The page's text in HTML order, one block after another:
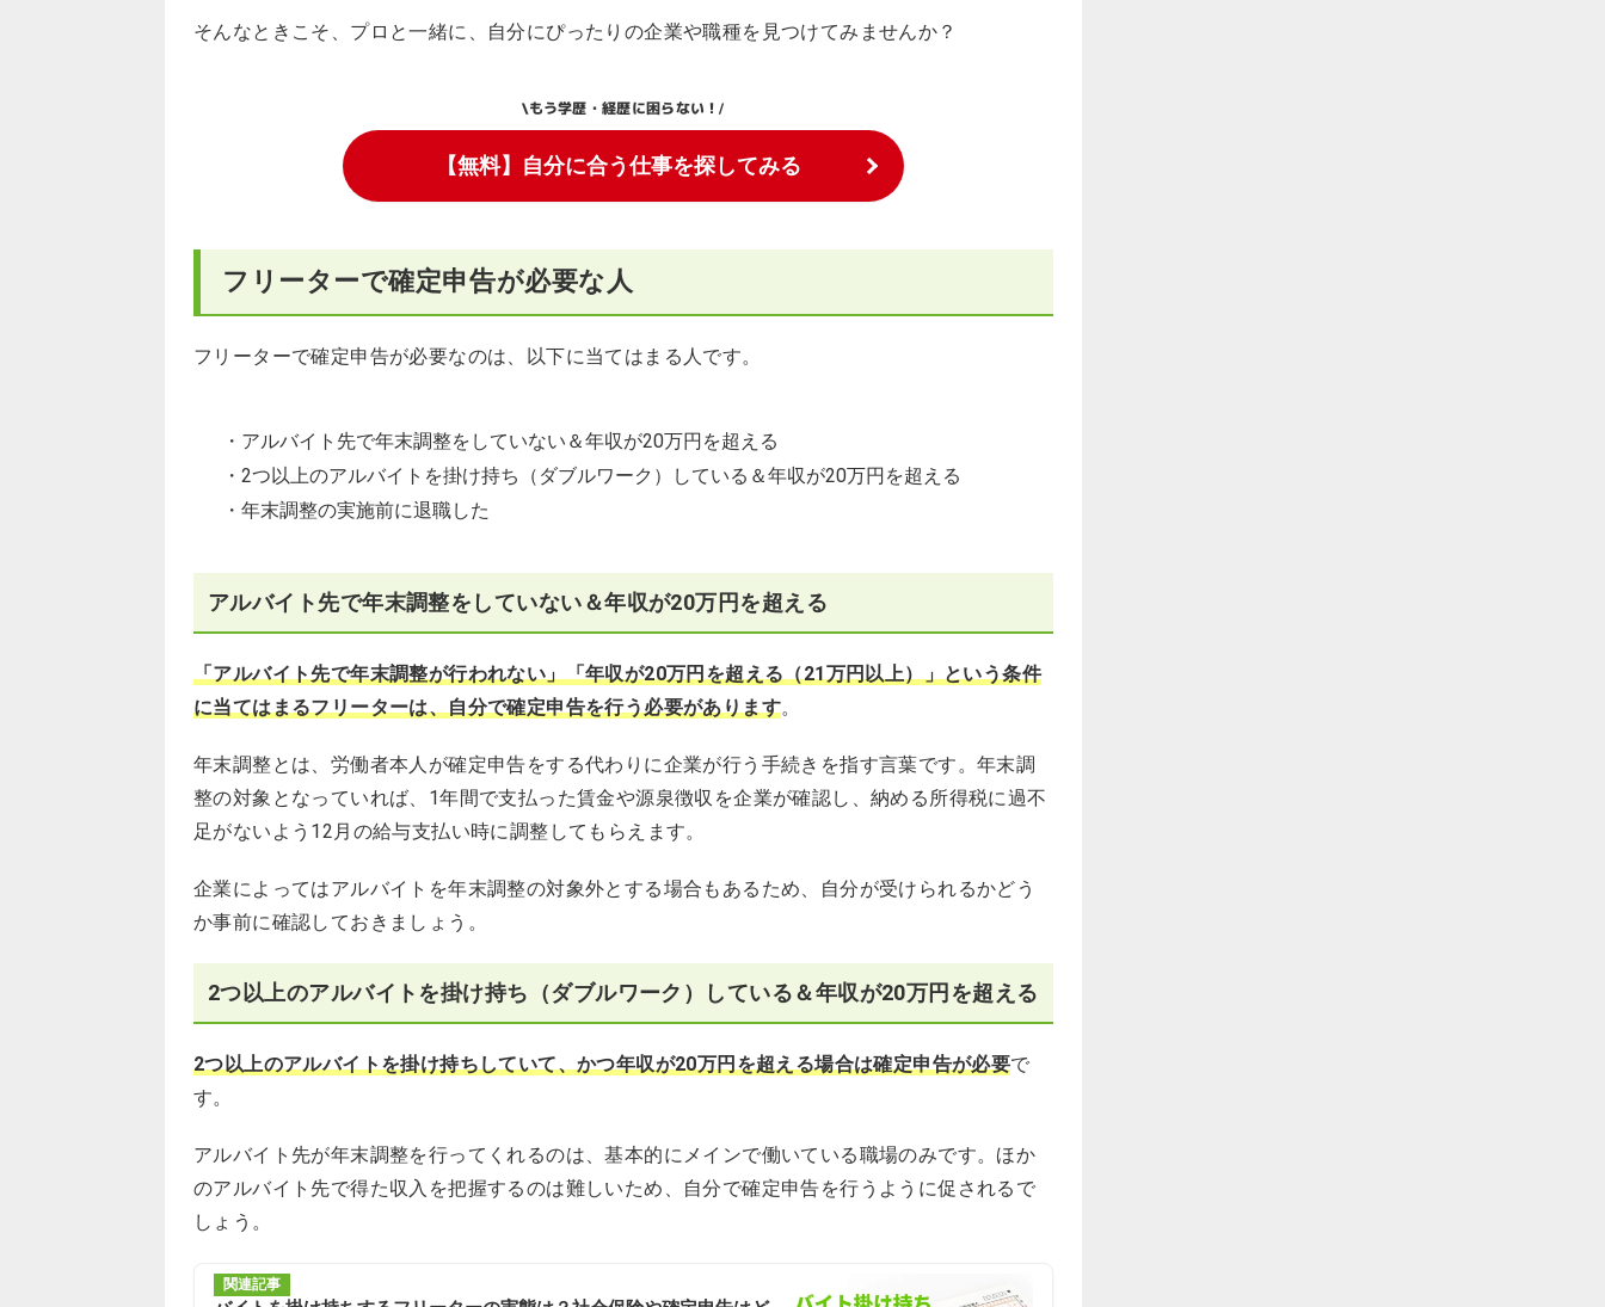
そんなときこそ、プロと一緒に、自分にぴったりの企業や職種を見つけてみませんか？
\もう学歴・経歴に困らない！/
【無料】自分に合う仕事を探してみる
フリーターで確定申告が必要な人
フリーターで確定申告が必要なのは、以下に当てはまる人です。
・アルバイト先で年末調整をしていない＆年収が20万円を超える
・2つ以上のアルバイトを掛け持ち（ダブルワーク）している＆年収が20万円を超える
・年末調整の実施前に退職した
アルバイト先で年末調整をしていない＆年収が20万円を超える
「アルバイト先で年末調整が行われない」「年収が20万円を超える（21万円以上）」という条件
に当てはまるフリーターは、自分で確定申告を行う必要があります。
年末調整とは、労働者本人が確定申告をする代わりに企業が行う手続きを指す言葉です。年末調
整の対象となっていれば、1年間で支払った賃金や源泉徴収を企業が確認し、納める所得税に過不
足がないよう12月の給与支払い時に調整してもらえます。
企業によってはアルバイトを年末調整の対象外とする場合もあるため、自分が受けられるかどう
か事前に確認しておきましょう。
2つ以上のアルバイトを掛け持ち（ダブルワーク）している＆年収が20万円を超える
2つ以上のアルバイトを掛け持ちしていて、かつ年収が20万円を超える場合は確定申告が必要で
す。
アルバイト先が年末調整を行ってくれるのは、基本的にメインで働いている職場のみです。ほか
のアルバイト先で得た収入を把握するのは難しいため、自分で確定申告を行うように促されるで
しょう。
関連記事